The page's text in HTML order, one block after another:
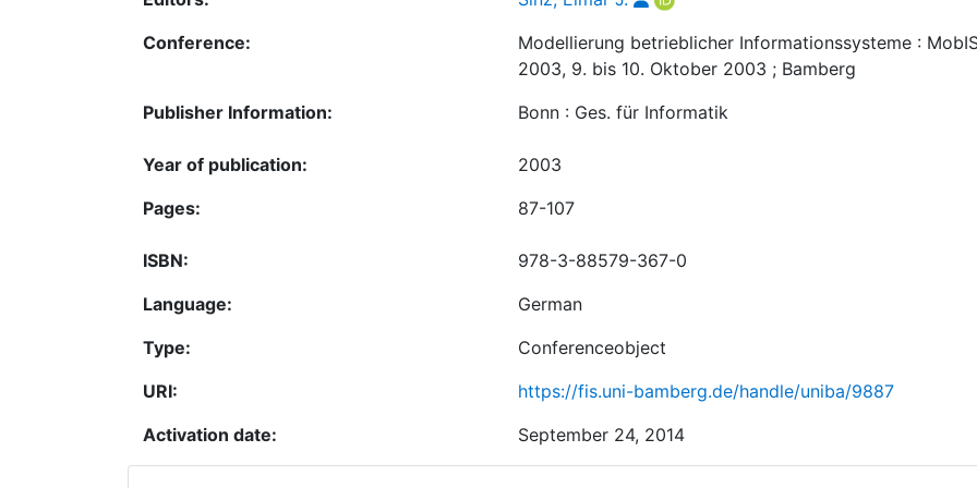
Conference:
Modellierung betrieblicher Informationssysteme :
2003, 9. bis 10. Oktober 2003 ; Bamberg
Publisher Information:
Bonn : Ges. für Informatik
Year of publication:
2003
Pages:
87-107
ISBN:
978-3-88579-367-0
Language:
German
Type:
Conferenceobject
URI:
https://fis.uni-bamberg.de/handle/uniba/9887
Activation date:
September 24, 2014